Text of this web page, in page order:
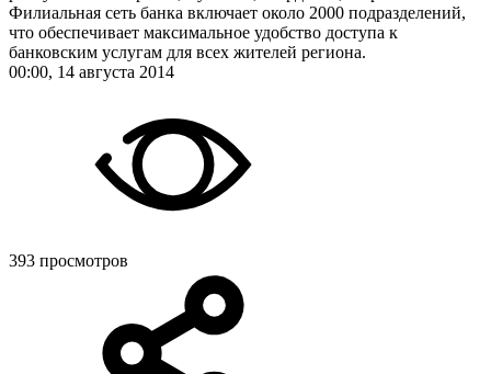
Филиальная сеть банка включает около 2000 подразделений,
что обеспечивает максимальное удобство доступа к
банковским услугам для всех жителей региона.
00:00, 14 августа 2014
393 просмотров